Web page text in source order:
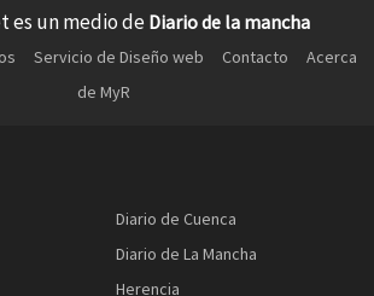
es un medio de Diario de la mancha
Servicio de Diseño web Contacto
Acerca
de MyR
Diario de Cuenca
Diario de La Mancha
Herencia